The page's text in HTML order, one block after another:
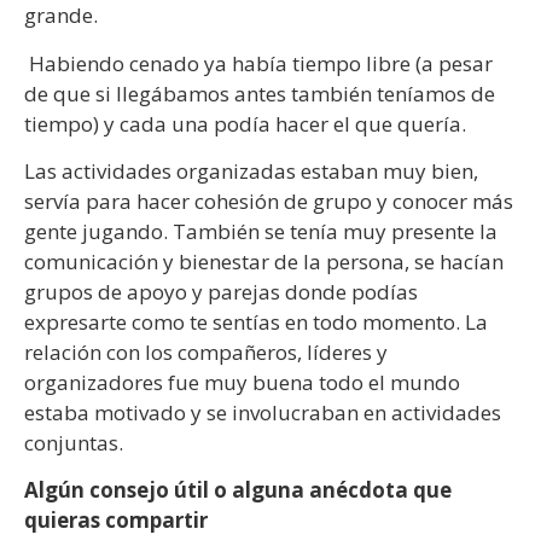
grande.
Habiendo cenado ya había tiempo libre (a pesar
de que si llegábamos antes también teníamos de
tiempo) y cada una podía hacer el que quería.
Las actividades organizadas estaban muy bien,
servía para hacer cohesión de grupo y conocer más
gente jugando. También se tenía muy presente la
comunicación y bienestar de la persona, se hacían
grupos de apoyo y parejas donde podías
expresarte como te sentías en todo momento. La
relación con los compañeros, líderes y
organizadores fue muy buena todo el mundo
estaba motivado y se involucraban en actividades
conjuntas.
Algún consejo útil o alguna anécdota que
quieras compartir